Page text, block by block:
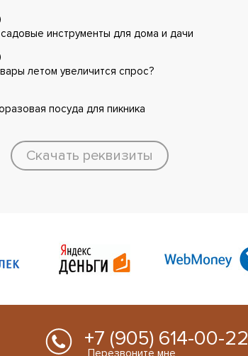
инструменты для дома и дачи
летом увеличится спрос?
посуда для пикника
Скачать реквизиты
+7 (905) 614-00-22
Перезвоните мне